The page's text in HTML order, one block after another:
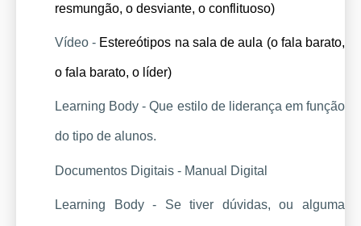
resmungão, o desviante, o conflituoso)
Vídeo - Estereótipos na sala de aula (o fala barato,
o fala barato, o líder)
Learning Body - Que estilo de liderança em função
do tipo de alunos.
Documentos Digitais - Manual Digital
Learning Body - Se tiver dúvidas, ou alguma